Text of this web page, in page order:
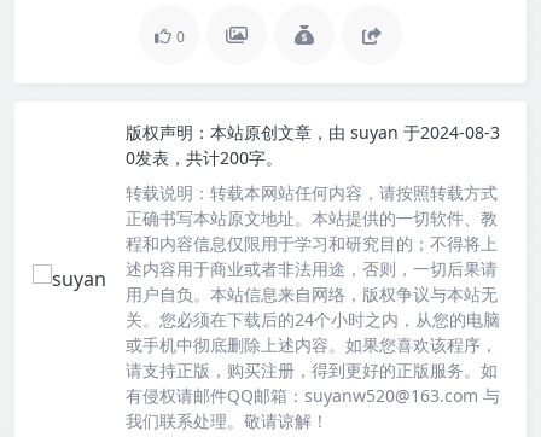
0
版权声明： 本站原创文章，由 suyan 于2024-08-3
0发表，共计200字。
转载说明： 转载本网站任何内容，请按照转载方式
正确书写本站原文地址。本站提供的一切软件、教
程和内容信息仅限用于学习和研究目的；不得将上
述内容用于商业或者非法用途，否则，一切后果请
用户自负。本站信息来自网络，版权争议与本站无
关。您必须在下载后的24个小时之内，从您的电脑
或手机中彻底删除上述内容。如果您喜欢该程序，
请支持正版，购买注册，得到更好的正版服务。如
有侵权请邮件QQ邮箱：suyanw520@163.com 与
我们联系处理。敬请谅解！